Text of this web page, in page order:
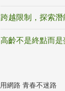
跨越限制，探索
高齡不是終點而